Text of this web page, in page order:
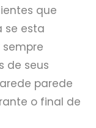
que
se esta
de seus
parede
o final de